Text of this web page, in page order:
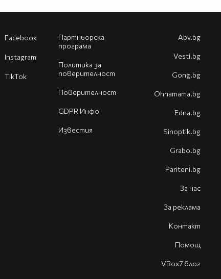
Партньорска
програма
Политика за
поверителност
Поверителност
GDPR Инфо
Известия
Facebook
Instagram
TikTok
Abv.bg
Vesti.bg
Gong.bg
Оhnamama.bg
Edna.bg
Sinoptik.bg
Grabo.bg
Pariteni.bg
За нас
За реклама
Контакт
Помощ
VBox7 блог